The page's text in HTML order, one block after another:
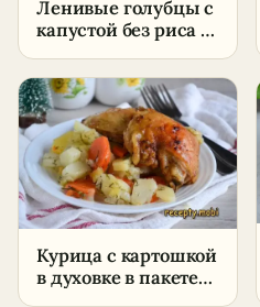
Ленивые голубцы с
капустой без риса –
в домашних
условиях
Курица с картошкой
в духовке в пакете